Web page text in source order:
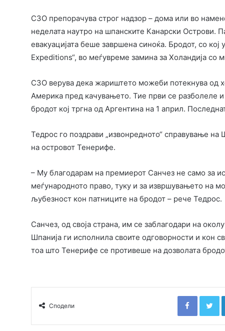
СЗО препорачува строг надзор – дома или во
неделата наутро на шпанските Канарски Острови.
евакуацијата беше завршена синоќа. Бродот, со кој
Expeditions“, во меѓувреме замина за Холандија со
СЗО верува дека жариштето можеби потекнува од
Америка пред качувањето. Тие први се разболеле
бродот кој тргна од Аргентина на 1 април.
Тедрос го поздрави „извонредното“ справување
на островот Тенерифе.
– Му благодарам на премиерот Санчез не само за
меѓународното право, туку и за извршувањето на
љубезност кон патниците на бродот – рече Тедрос.
Санчез, од своја страна, им се заблагодари на
Шпанија ги исполнила своите одговорности и кон
тоа што Тенерифе се противеше на дозволата
Сподели